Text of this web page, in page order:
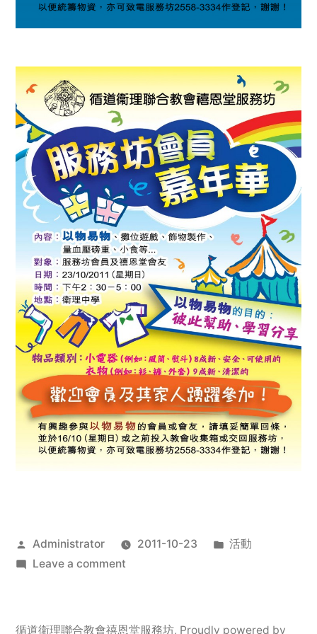
Posted
by
Administrator 2011-10-23
Posted
活動
Leave a commenton
服
循道衛理聯合教會禧恩堂服務坊, Proudly powered by